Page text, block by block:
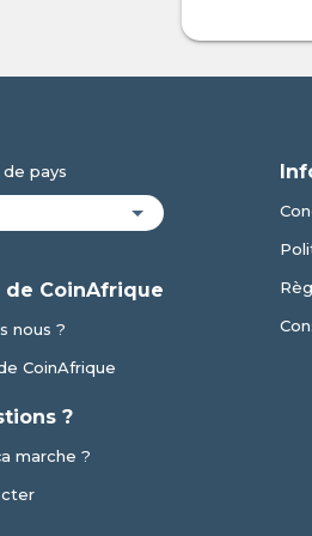
de pays
de CoinAfrique
nous ?
CoinAfrique
?
marche ?